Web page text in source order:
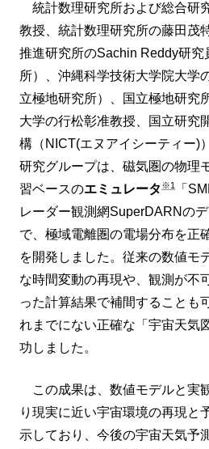
統計数理研究所および総合研
教授、統計数理研究所の藤田茂
推進研究所のSachin Reddy研究
所）、沖縄科学技術大学院大学
立極地研究所）、国立極地研究
大学の行松彰准教授、国立研究
構（NICT(エヌアイシーティー)
研究グループは、磁気圏の物理
習ベースのエミュレータ ※1
「
レーダー観測網SuperDARNの
で、極域電離圏の電場分布を正
を開発しました。従来の数値モ
な時間変動の再現や、観測が不
った計算結果で補間することも
れまでにない正確な「宇宙天気
功しました。
この成果は、数値モデルと実
り現実に近い宇宙環境の再現と
示しており、今後の宇宙天気予